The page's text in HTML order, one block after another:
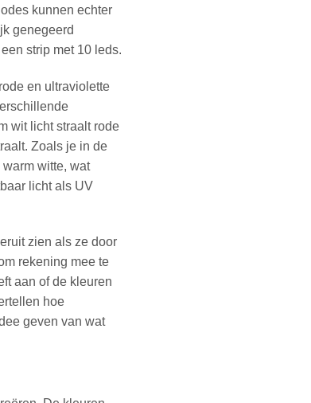
kunnen echter
genegeerd
strip met 10 leds.
en ultraviolette
wit licht straalt rode
Zoals je in de
witte, wat
licht als UV
zien als ze door
rekening mee te
aan of de kleuren
hoe
geven van wat